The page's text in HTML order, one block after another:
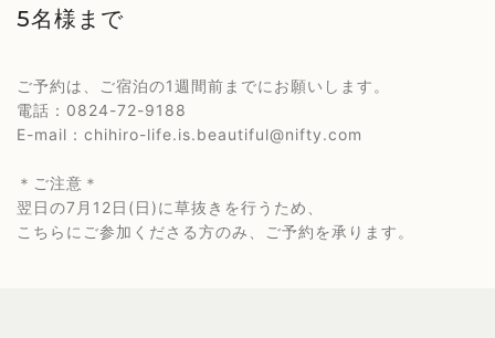
5名様まで
ご予約は、ご宿泊の1週間前までにお願いします。
電話：0824-72-9188
E-mail：chihiro-life.is.beautiful@nifty.com
＊ご注意＊
翌日の7月12日(日)に草抜きを行うため、
こちらにご参加くださる方のみ、ご予約を承ります。